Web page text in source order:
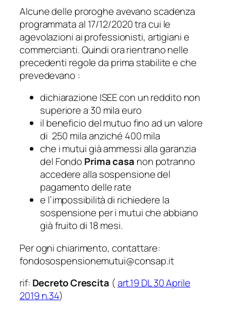
Alcune delle proroghe avevano scadenza
programmata al 17/12/2020 tra cui le
agevolazioni ai professionisti, artigiani e
commercianti. Quindi ora rientrano nelle
precedenti regole da prima stabilite e che
prevedevano :
dichiarazione ISEE con un reddito non
superiore a 30 mila euro
il beneficio del mutuo fino ad un valore
di 250 mila anziché 400 mila
che i mutui già ammessi alla garanzia
del Fondo Prima casa non potranno
accedere alla sospensione del
pagamento delle rate
e l’impossibilità di richiedere la
sospensione per i mutui che abbiano
già fruito di 18 mesi.
Per ogni chiarimento, contattare:
fondosospensionemutui@consap.it
rif: Decreto Crescita (art.19 DL 30 Aprile
2019 n.34)